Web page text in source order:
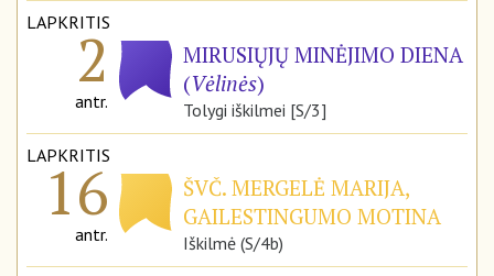
LAPKRITIS
2
antr.
MIRUSIŲJŲ MINĖJIMO DIENA
(Vėlinės)
Tolygi iškilmei [S/3]
LAPKRITIS
16
antr.
ŠVČ. MERGELĖ MARIJA,
GAILESTINGUMO MOTINA
Iškilmė (S/4b)